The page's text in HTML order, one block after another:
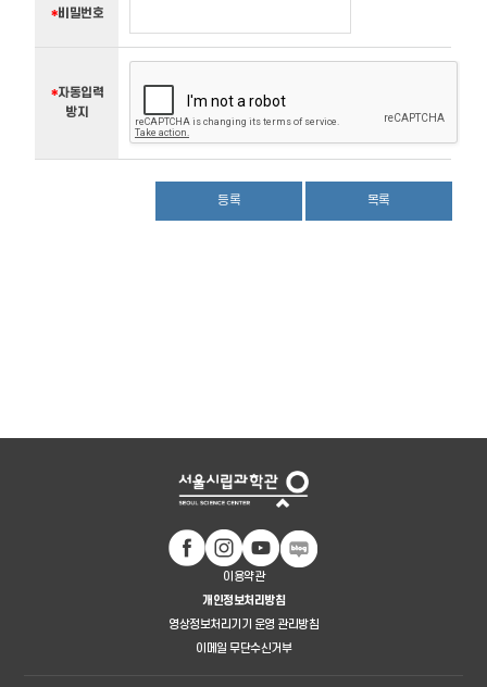
*비밀번호
번
호
*자동입력
방지
등록 목록
이용약관
개인정보처리방침
영상정보처리기기 운영 관리방침
이메일 무단수신거부